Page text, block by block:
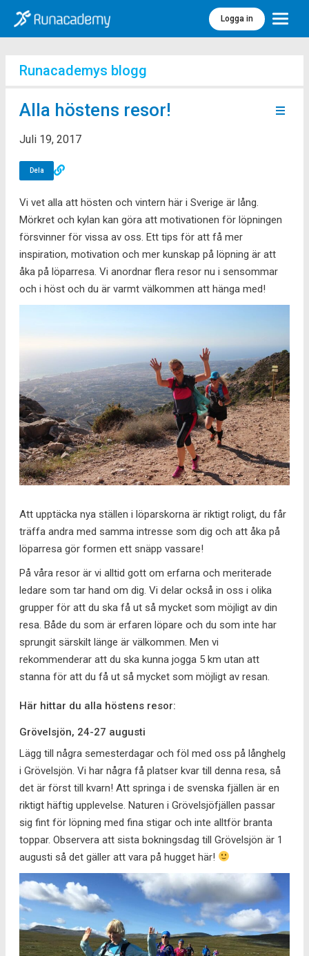
Logga in Meny
Runacademys blogg
Alla höstens resor!
Juli 19, 2017
Dela
Vi vet alla att hösten och vintern här i Sverige är lång.
Mörkret och kylan kan göra att motivationen för löpningen
försvinner för vissa av oss. Ett tips för att få mer
inspiration, motivation och mer kunskap på löpning är att
åka på löparresa. Vi anordnar flera resor nu i sensommar
och i höst och du är varmt välkommen att hänga med!
Att upptäcka nya ställen i löparskorna är riktigt roligt, du får
träffa andra med samma intresse som dig och att åka på
löparresa gör formen ett snäpp vassare!
På våra resor är vi alltid gott om erfarna och meriterade
ledare som tar hand om dig. Vi delar också in oss i olika
grupper för att du ska få ut så mycket som möjligt av din
resa. Både du som är erfaren löpare och du som inte har
sprungit särskilt länge är välkommen. Men vi
rekommenderar att du ska kunna jogga 5 km utan att
stanna för att du få ut så mycket som möjligt av resan.
Här hittar du alla höstens resor:
Grövelsjön, 24-27 augusti
Lägg till några semesterdagar och föl med oss på långhelg
i Grövelsjön. Vi har några få platser kvar till denna resa, så
det är först till kvarn! Att springa i de svenska fjällen är en
riktigt häftig upplevelse. Naturen i Grövelsjöfjällen passar
sig fint för löpning med fina stigar och inte alltför branta
toppar. Observera att sista bokningsdag till Grövelsjön är 1
augusti så det gäller att vara på hugget här!